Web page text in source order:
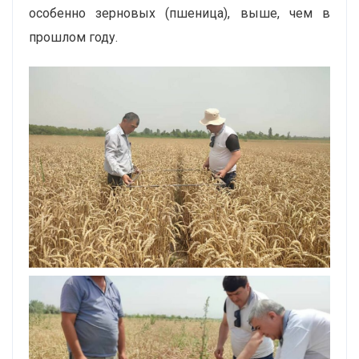
особенно зерновых (пшеница), выше, чем в
прошлом году.